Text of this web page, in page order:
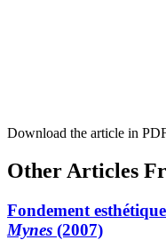
Download the article in
Other Articles
Fondement
Mynes (2007)